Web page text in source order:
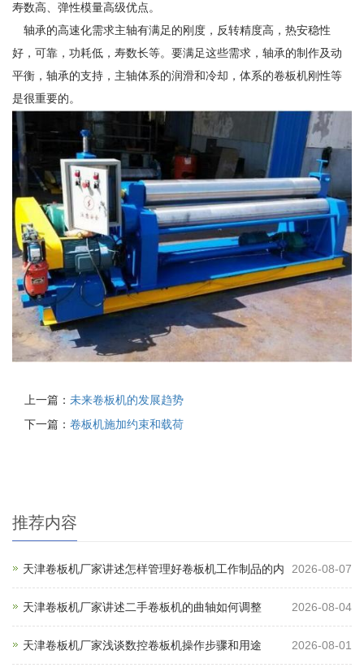
寿数高、弹性模量高级优点。
轴承的高速化需求主轴有满足的刚度，反转精度高，热安稳性
好，可靠，功耗低，寿数长等。要满足这些需求，轴承的制作及动
平衡，轴承的支持，主轴体系的润滑和冷却，体系的卷板机刚性等
是很重要的。
上一篇： 未来卷板机的发展趋势
下一篇： 卷板机施加约束和载荷
推荐内容
天津卷板机厂家讲述怎样管理好卷板机工作制品的内 2026-08-07
天津卷板机厂家讲述二手卷板机的曲轴如何调整 2026-08-04
天津卷板机厂家浅谈数控卷板机操作步骤和用途 2026-08-01